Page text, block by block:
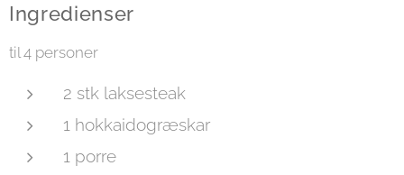
Ingredienser
til 4 personer
2 stk laksesteak
1 hokkaidogræskar
1 porre